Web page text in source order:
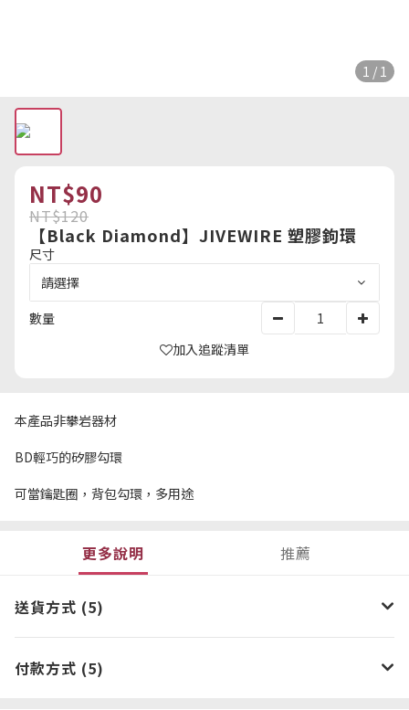
1 / 1
NT$90
NT$120
【Black Diamond】JIVEWIRE 塑膠鉤環
尺寸
數量
加入追蹤清單
本產品非攀岩器材
BD輕巧的矽膠勾環
可當鑰匙圈，背包勾環，多用途
更多說明 推薦
送貨方式 (5)
付款方式 (5)